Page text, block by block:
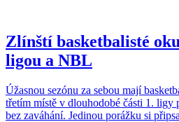
Zlínští basketbalisté
ligou a NBL
Úžasnou sezónu za sebou mají
třetím místě v dlouhodobé části 1. ligy
bez zaváhání. Jedinou porážku si